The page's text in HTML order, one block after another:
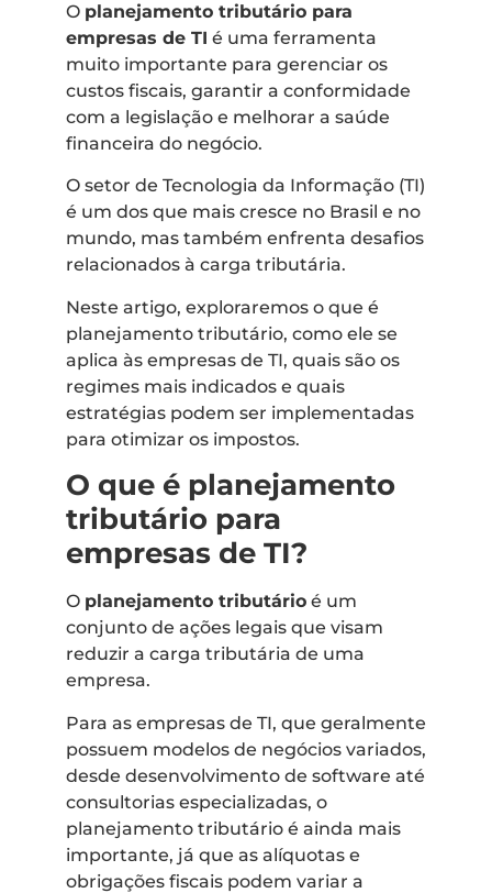
O planejamento tributário para
empresas de TI é uma ferramenta
muito importante para gerenciar os
custos fiscais, garantir a conformidade
com a legislação e melhorar a saúde
financeira do negócio.
O setor de Tecnologia da Informação (TI)
é um dos que mais cresce no Brasil e no
mundo, mas também enfrenta desafios
relacionados à carga tributária.
Neste artigo, exploraremos o que é
planejamento tributário, como ele se
aplica às empresas de TI, quais são os
regimes mais indicados e quais
estratégias podem ser implementadas
para otimizar os impostos.
O que é planejamento
tributário para
empresas de TI?
O planejamento tributário é um
conjunto de ações legais que visam
reduzir a carga tributária de uma
empresa.
Para as empresas de TI, que geralmente
possuem modelos de negócios variados,
desde desenvolvimento de software até
consultorias especializadas, o
planejamento tributário é ainda mais
importante, já que as alíquotas e
obrigações fiscais podem variar a